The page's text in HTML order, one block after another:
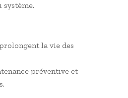
la vie des
préventive et